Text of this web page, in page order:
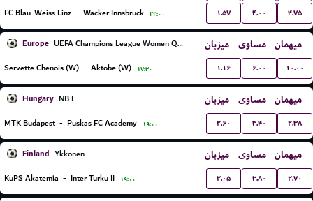
FC Blau-Weiss Linz - Wacker Innsbruck ۲۲:۰۰ ۱.۵۷ ۴.۰۰ ۴.۷۵
Europe UEFA Champions League Women Qualification میزبان مساوی میهمان
Servette Chenois (W) - Aktobe (W) ۱۷:۳۰ ۱.۱۶ ۶.۰۰ ۱۰.۰۰
Hungary NB I میزبان مساوی میهمان
MTK Budapest - Puskas FC Academy ۱۹:۰۰ ۲.۶۰ ۳.۴۰ ۲.۳۸
Finland Ykkonen میزبان مساوی میهمان
KuPS Akatemia - Inter Turku II ۱۹:۰۰ ۲.۰۵ ۳.۸۰ ۲.۷۰